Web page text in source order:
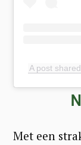
A post
Met een